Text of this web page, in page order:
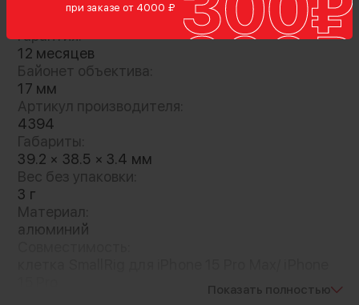
при заказе от 4000 ₽
Характеристики
Гарантия:
12 месяцев
Байонет объектива:
17 мм
Артикул производителя:
4394
Габариты:
39.2 × 38.5 × 3.4 мм
Вес без упаковки:
3 г
Материал:
алюминий
Показать полностью